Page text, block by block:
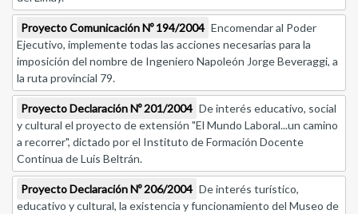
Proyecto Comunicación Nº 194/2004 Encomendar al Poder
Ejecutivo, implemente todas las acciones necesarias para la
imposición del nombre de Ingeniero Napoleón Jorge Beveraggi, a
la ruta provincial 79.
Proyecto Declaración Nº 201/2004 De interés educativo, social
y cultural el proyecto de extensión "El Mundo Laboral...un camino
a recorrer", dictado por el Instituto de Formación Docente
Continua de Luis Beltrán.
Proyecto Declaración Nº 206/2004 De interés turístico,
educativo y cultural, la existencia y funcionamiento del Museo de